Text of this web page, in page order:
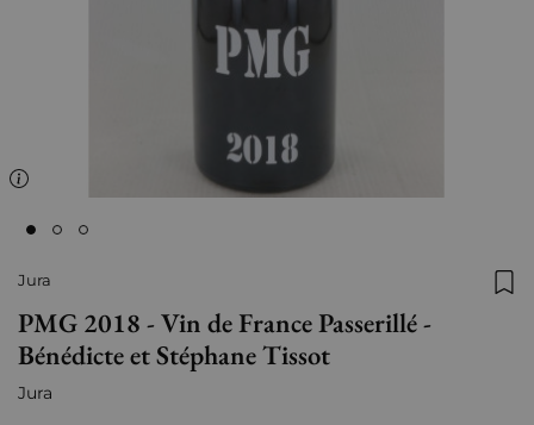
Jura
PMG 2018 - Vin de France Passerillé -
Bénédicte et Stéphane Tissot
Jura